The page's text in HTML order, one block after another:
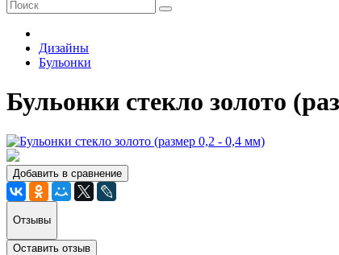
Дизайны
Бульонки
Бульонки стекло золото
Добавить в сравнение
Отзывы
Оставить отзыв